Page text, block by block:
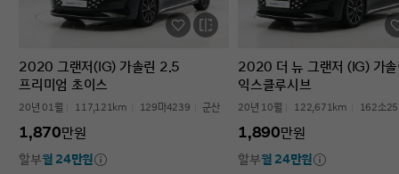
2020 그랜저(IG) 가솔린 2.5
프리미엄 초이스
20년 01월 117,121km 129마4239 군산
1,870만원
할부월 24만원
2020 더 뉴 그랜저 (IG) 가
익스클루시브
20년 10월 122,671km 162소
1,890만원
할부월 24만원